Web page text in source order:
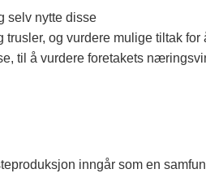
selv nytte disse
og vurdere mulige tiltak for
til å vurdere foretakets
inngår som en